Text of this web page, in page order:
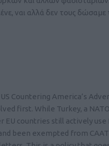
ναι αλλά δεν τους δώσαμε
Countering America’s
first. While Turkey, a
countries still actively use
been exempted from